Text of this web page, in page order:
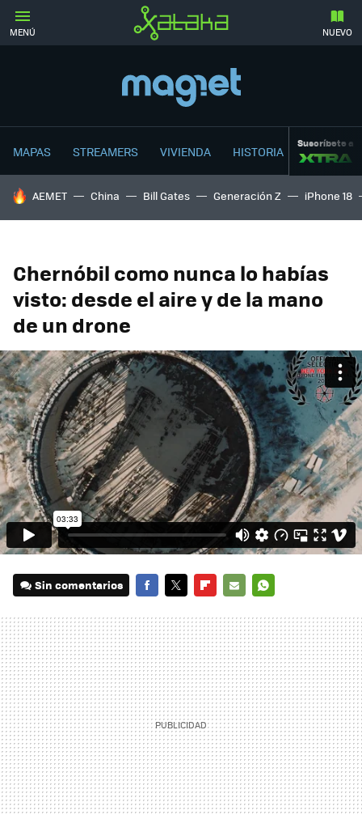
MENÚ NUEVO
MAPAS STREAMERS VIVIENDA HISTORIA Suscríbete a
HOY SE HABLA DE
AEMET China Bill Gates Generación Z iPhone 18
Chernóbil como nunca lo habías
visto: desde el aire y de la mano
de un drone
Sin comentarios
MAIL